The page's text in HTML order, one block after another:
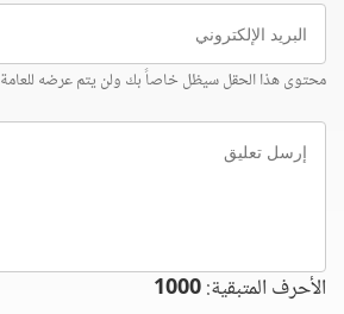
البريد
الإلكتروني
محتوى هذا الحقل سيظل خاصاً بك ولن يتم عرضه للعامة
إرسل
تعليق
الأحرف المتبقية:1000